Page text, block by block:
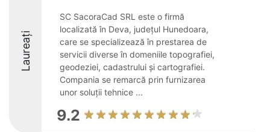
Laureați
SC SacoraCad SRL este o firmă
localizată în Deva, județul Hunedoara,
care se specializează în prestarea de
servicii diverse în domeniile topografiei,
geodeziei, cadastrului și cartografiei.
Compania se remarcă prin furnizarea
unor soluții tehnice ...
9.2